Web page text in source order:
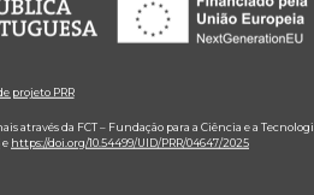
projeto PRR
da FCT – Fundação para a Ciência e a
e https://doi.org/10.54499/UID/PRR/04647/2025